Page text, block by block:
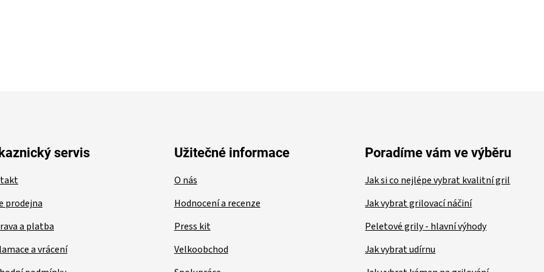
servis
prodejna
a platba
a vrácení
Užitečné informace
O nás
Hodnocení a recenze
Press kit
Velkoobchod
Poradíme vám ve výběru
Jak si co nejlépe vybrat kvalitní gril
Jak vybrat grilovací náčiní
Peletové grily - hlavní výhody
Jak vybrat udírnu